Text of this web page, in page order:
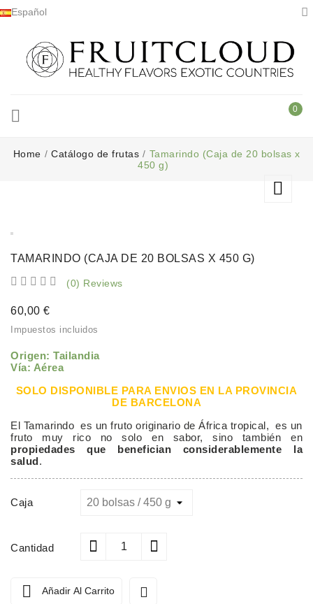
Español 
 0
Home Catálogo de frutas
Tamarindo (Caja de 20 bolsas x
450 g)

TAMARINDO (CAJA DE 20 BOLSAS X 450 G)
     (0) Reviews
60,00 €
Impuestos incluidos
Origen: Tailandia
Vía: Aérea
SOLO DISPONIBLE PARA ENVIOS EN LA PROVINCIA
DE BARCELONA
El Tamarindo es un fruto originario de África tropical, es un
fruto muy rico no solo en sabor, sino también en
propiedades que benefician considerablemente la
salud.
Caja
Cantidad
 Añadir Al Carrito 